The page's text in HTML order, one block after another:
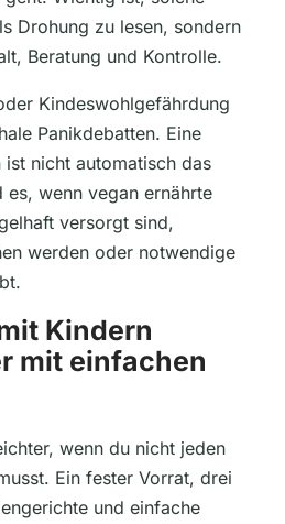
Drohung zu lesen, sondern
Beratung und Kontrolle.
Kindeswohlgefährdung
Panikdebatten. Eine
nicht automatisch das
wenn vegan ernährte
versorgt sind,
werden oder notwendige
Kindern
mit einfachen
wenn du nicht jeden
Ein fester Vorrat, drei
und einfache